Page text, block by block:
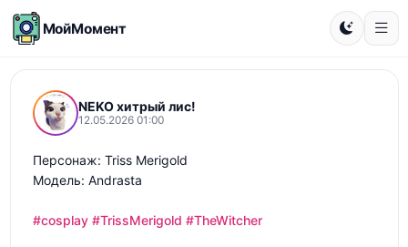
МойМомент
NEKO хитрый лис!
12.05.2026 01:00
Персонаж: Triss Merigold
Модель: Andrasta
#cosplay #TrissMerigold #TheWitcher